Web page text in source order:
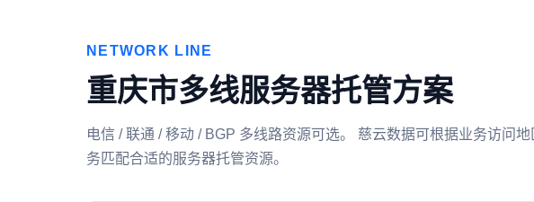
NETWORK LINE
重庆市多线服务器托管方案
电信 / 联通 / 移动 / BGP 多线路资源可选。 慈云数据可根据业务访问
务匹配合适的服务器托管资源。